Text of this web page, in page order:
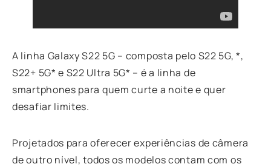
A linha Galaxy S22 5G – composta pelo S22 5G, *,
S22+ 5G* e S22 Ultra 5G* – é a linha de
smartphones para quem curte a noite e quer
desafiar limites.
Projetados para oferecer experiências de câmera
de outro nível, todos os modelos contam com os